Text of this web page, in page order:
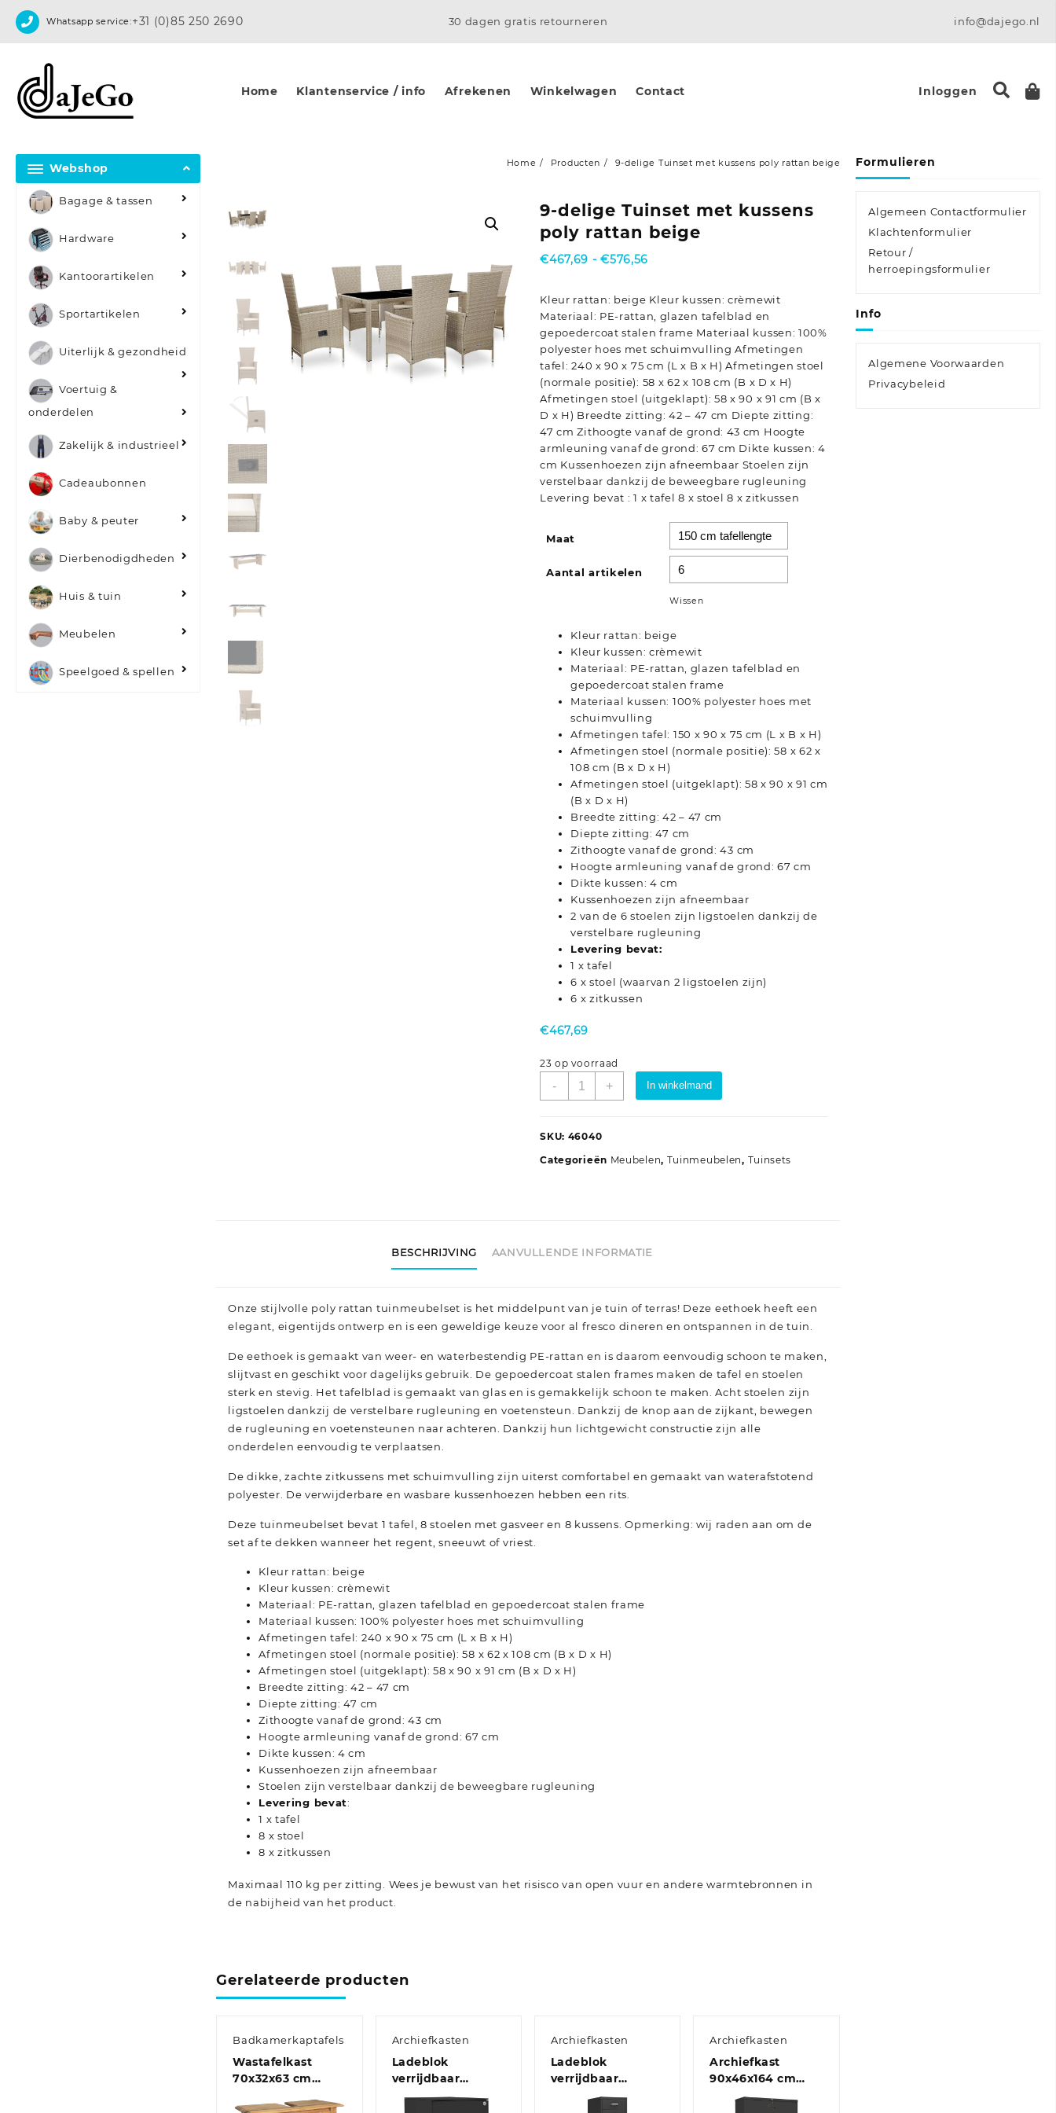
Whatsapp service:+31 (0)85 250 2690 30 dagen gratis retourneren info@dajego.nl
Home Klantenservice / info Afrekenen Winkelwagen Contact Inloggen
Webshop
Bagage & tassen
Hardware
Kantoorartikelen
Sportartikelen
Uiterlijk & gezondheid
Voertuig &
onderdelen
Zakelijk & industrieel
Cadeaubonnen
Baby & peuter
Dierbenodigdheden
Huis & tuin
Meubelen
Speelgoed & spellen
Home Producten 9-delige Tuinset met kussens poly rattan beige
9-delige Tuinset met kussens
poly rattan beige
€467,69 - €576,56
€576,56
Kleur rattan: beige Kleur kussen: crèmewit
Materiaal: PE-rattan, glazen tafelblad en
gepoedercoat stalen frame Materiaal kussen: 100%
polyester hoes met schuimvulling Afmetingen
tafel: 240 x 90 x 75 cm (L x B x H) Afmetingen stoel
(normale positie): 58 x 62 x 108 cm (B x D x H)
Afmetingen stoel (uitgeklapt): 58 x 90 x 91 cm (B x
D x H) Breedte zitting: 42 – 47 cm Diepte zitting:
47 cm Zithoogte vanaf de grond: 43 cm Hoogte
armleuning vanaf de grond: 67 cm Dikte kussen: 4
cm Kussenhoezen zijn afneembaar Stoelen zijn
verstelbaar dankzij de beweegbare rugleuning
Levering bevat : 1 x tafel 8 x stoel 8 x zitkussen
Maat
Aantal artikelen
Wissen
Kleur rattan: beige
Kleur kussen: crèmewit
Materiaal: PE-rattan, glazen tafelblad en
gepoedercoat stalen frame
Materiaal kussen: 100% polyester hoes met
schuimvulling
Afmetingen tafel: 150 x 90 x 75 cm (L x B x H)
Afmetingen stoel (normale positie): 58 x 62 x
108 cm (B x D x H)
Afmetingen stoel (uitgeklapt): 58 x 90 x 91 cm
(B x D x H)
Breedte zitting: 42 – 47 cm
Diepte zitting: 47 cm
Zithoogte vanaf de grond: 43 cm
Hoogte armleuning vanaf de grond: 67 cm
Dikte kussen: 4 cm
Kussenhoezen zijn afneembaar
2 van de 6 stoelen zijn ligstoelen dankzij de
verstelbare rugleuning
Levering bevat:
1 x tafel
6 x stoel (waarvan 2 ligstoelen zijn)
6 x zitkussen
€467,69
23 op voorraad
-
poly
+ In winkelmand
SKU: 46040
Categorieën Meubelen, Tuinmeubelen, Tuinsets
BESCHRIJVING AANVULLENDE INFORMATIE
Onze stijlvolle poly rattan tuinmeubelset is het middelpunt van je tuin of terras! Deze eethoek heeft een
elegant, eigentijds ontwerp en is een geweldige keuze voor al fresco dineren en ontspannen in de tuin.
De eethoek is gemaakt van weer- en waterbestendig PE-rattan en is daarom eenvoudig schoon te maken,
slijtvast en geschikt voor dagelijks gebruik. De gepoedercoat stalen frames maken de tafel en stoelen
sterk en stevig. Het tafelblad is gemaakt van glas en is gemakkelijk schoon te maken. Acht stoelen zijn
ligstoelen dankzij de verstelbare rugleuning en voetensteun. Dankzij de knop aan de zijkant, bewegen
de rugleuning en voetensteunen naar achteren. Dankzij hun lichtgewicht constructie zijn alle
onderdelen eenvoudig te verplaatsen.
De dikke, zachte zitkussens met schuimvulling zijn uiterst comfortabel en gemaakt van waterafstotend
polyester. De verwijderbare en wasbare kussenhoezen hebben een rits.
Deze tuinmeubelset bevat 1 tafel, 8 stoelen met gasveer en 8 kussens. Opmerking: wij raden aan om de
set af te dekken wanneer het regent, sneeuwt of vriest.
Kleur rattan: beige
Kleur kussen: crèmewit
Materiaal: PE-rattan, glazen tafelblad en gepoedercoat stalen frame
Materiaal kussen: 100% polyester hoes met schuimvulling
Afmetingen tafel: 240 x 90 x 75 cm (L x B x H)
Afmetingen stoel (normale positie): 58 x 62 x 108 cm (B x D x H)
Afmetingen stoel (uitgeklapt): 58 x 90 x 91 cm (B x D x H)
Breedte zitting: 42 – 47 cm
Diepte zitting: 47 cm
Zithoogte vanaf de grond: 43 cm
Hoogte armleuning vanaf de grond: 67 cm
Dikte kussen: 4 cm
Kussenhoezen zijn afneembaar
Stoelen zijn verstelbaar dankzij de beweegbare rugleuning
Levering bevat:
1 x tafel
8 x stoel
8 x zitkussen
Maximaal 110 kg per zitting. Wees je bewust van het risisco van open vuur en andere warmtebronnen in
de nabijheid van het product.
Gerelateerde producten
Badkamerkaptafels
Wastafelkast
70x32x63 cm
Archiefkasten
Ladeblok
verrijdbaar
39x45x67 cm staal
Archiefkasten
Ladeblok
verrijdbaar
28x41x109 cm
Archiefkasten
Archiefkast
90x46x164 cm
staal
Formulieren
Algemeen Contactformulier
Klachtenformulier
Retour /
herroepingsformulier
Info
Algemene Voorwaarden
Privacybeleid